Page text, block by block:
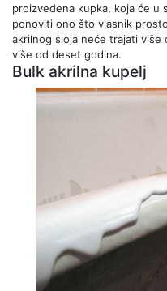
proizvedena kupka, koja će
ponoviti ono što vlasnik
akrilnog sloja neće trajati više
više od deset godina.
Bulk akrilna kupelj